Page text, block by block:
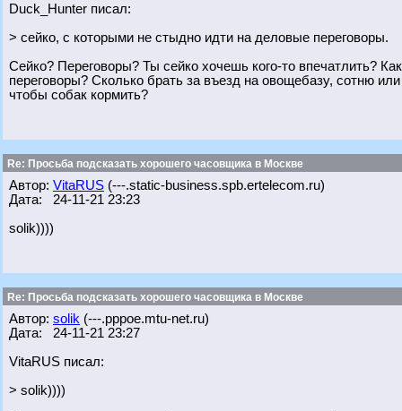
Duck_Hunter писал:
> сейко, с которыми не стыдно идти на деловые переговоры.
Сейко? Переговоры? Ты сейко хочешь кого-то впечатлить?
переговоры? Сколько брать за въезд на овощебазу, сотню
чтобы собак кормить?
Re: Просьба подсказать хорошего часовщика в Москве
Автор: VitaRUS (---.static-business.spb.ertelecom.ru)
Дата: 24-11-21 23:23
solik))))
Re: Просьба подсказать хорошего часовщика в Москве
Автор: solik (---.pppoe.mtu-net.ru)
Дата: 24-11-21 23:27
VitaRUS писал:
> solik))))